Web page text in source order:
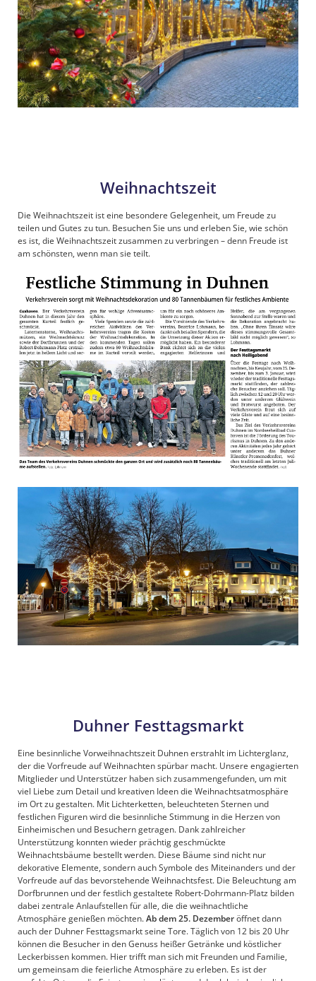
Weihnachtszeit
Die Weihnachtszeit ist eine besondere Gelegenheit, um Freude zu
teilen und Gutes zu tun. Besuchen Sie uns und erleben Sie, wie schön
es ist, die Weihnachtszeit zusammen zu verbringen – denn Freude ist
am schönsten, wenn man sie teilt.
Duhner Festtagsmarkt
Eine besinnliche Vorweihnachtszeit Duhnen erstrahlt im Lichterglanz,
der die Vorfreude auf Weihnachten spürbar macht. Unsere engagierten
Mitglieder und Unterstützer haben sich zusammengefunden, um mit
viel Liebe zum Detail und kreativen Ideen die Weihnachtsatmosphäre
im Ort zu gestalten. Mit Lichterketten, beleuchteten Sternen und
festlichen Figuren wird die besinnliche Stimmung in die Herzen von
Einheimischen und Besuchern getragen. Dank zahlreicher
Unterstützung konnten wieder prächtig geschmückte
Weihnachtsbäume bestellt werden. Diese Bäume sind nicht nur
dekorative Elemente, sondern auch Symbole des Miteinanders und der
Vorfreude auf das bevorstehende Weihnachtsfest. Die Beleuchtung am
Dorfbrunnen und der festlich gestaltete Robert-Dohrmann-Platz bilden
dabei zentrale Anlaufstellen für alle, die die weihnachtliche
Atmosphäre genießen möchten.Ab dem 25. Dezemberöffnet dann
auch der Duhner Festtagsmarkt seine Tore. Täglich von 12 bis 20 Uhr
können die Besucher in den Genuss heißer Getränke und köstlicher
Leckerbissen kommen. Hier trifft man sich mit Freunden und Familie,
um gemeinsam die feierliche Atmosphäre zu erleben. Es ist der